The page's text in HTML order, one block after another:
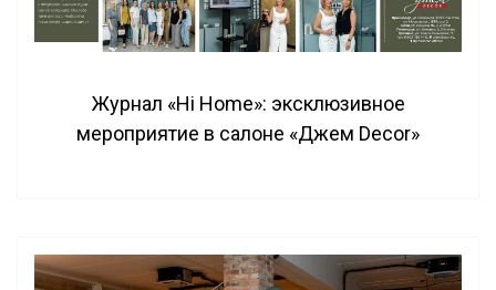
Журнал «Hi Home»: эксклюзивное
мероприятие в салоне «Джем Decor»